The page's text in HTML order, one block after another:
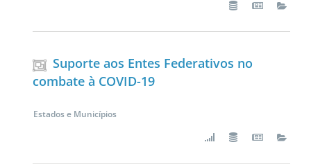
Suporte aos Entes Federativos no
combate à COVID-19
Estados e Municípios